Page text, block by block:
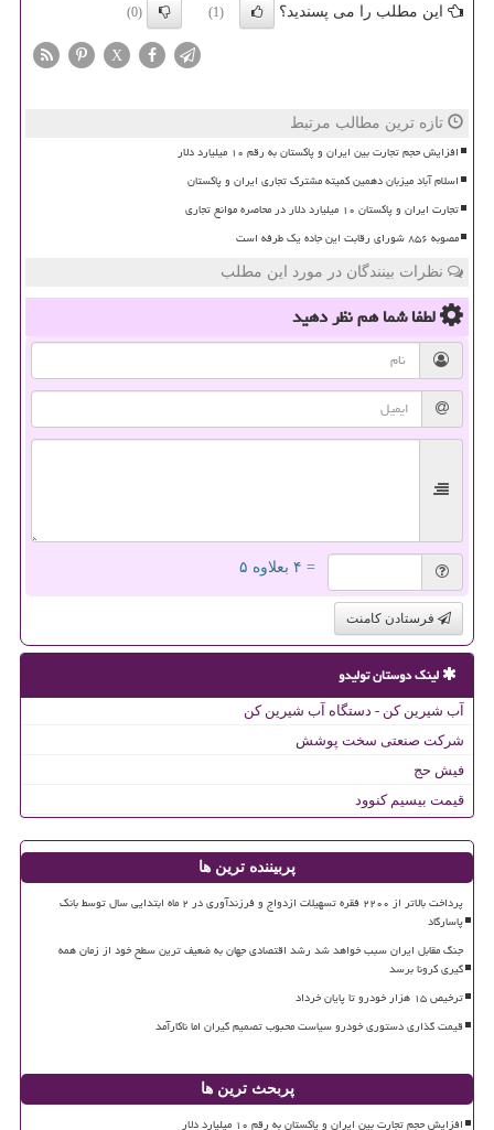
این مطلب را می پسندید؟ (1)
(0)
X
تازه ترین مطالب مرتبط
افزایش حجم تجارت بین ایران و پاکستان به رقم ۱۰ میلیارد دلار
اسلام آباد میزبان دهمین کمیته مشترک تجاری ایران و پاکستان
تجارت ایران و پاکستان ۱۰ میلیارد دلار در محاصره موانع تجاری
مصوبه ۸۵۶ شورای رقابت این جاده یک طرفه است
نظرات بینندگان در مورد این مطلب
لطفا شما همنظر دهید
= ۴ بعلاوه ۵
فرستادن کامنت
لینک دوستان تولیدو
آب شیرین کن - دستگاه آب شیرین کن
شرکت صنعتی سخت پوشش
فیش حج
قیمت بیسیم کنوود
پربیننده ترین ها
پرداخت بالاتر از ۲۲۰۰ فقره تسهیلات ازدواج و فرزندآوری در ۲ ماه ابتدایی سال توسط بانک
پاسارگاد
جنگ مقابل ایران سبب خواهد شد رشد اقتصادی جهان به ضعیف ترین سطح خود از زمان همه
گیری کرونا برسد
ترخیص ۱۵ هزار خودرو تا پایان خرداد
قیمت گذاری دستوری خودرو سیاست محبوب تصمیم گیران اما ناکارآمد
پربحث ترین ها
افزایش حجم تجارت بین ایران و پاکستان به رقم ۱۰ میلیارد دلار